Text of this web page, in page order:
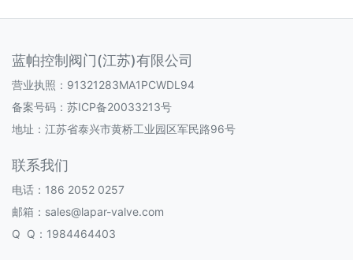
蓝帕控制阀门(江苏)有限公司
营业执照：91321283MA1PCWDL94
备案号码： 苏ICP备20033213号
地址：江苏省泰兴市黄桥工业园区军民路96号
联系我们
电话：186 2052 0257
邮箱：sales@lapar-valve.com
Q Q：1984464403